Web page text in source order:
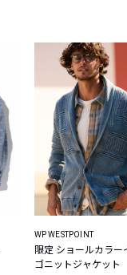
WP WESTPOINT
限定 ショールカラー
ゴニットジャケット